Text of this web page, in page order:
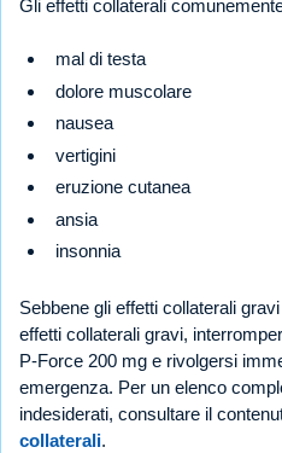
Gli effetti collaterali
mal di testa
dolore muscolare
nausea
vertigini
eruzione cutanea
ansia
insonnia
Sebbene gli effetti collaterali
effetti collaterali gravi,
P-Force 200 mg e rivolgersi
emergenza. Per un elenco
indesiderati, consultare il
collaterali.